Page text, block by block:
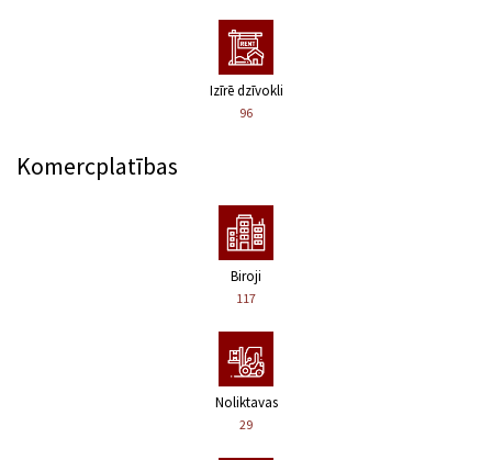
Izīrē dzīvokli
96
Komercplatības
Biroji
117
Noliktavas
29